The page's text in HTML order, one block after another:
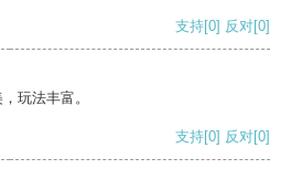
支持[0] 反对[0]
玩法丰富。
支持[0] 反对[0]